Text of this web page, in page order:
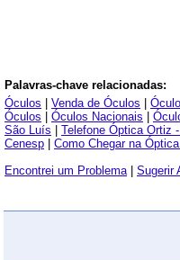
Palavras-chave relacionadas:
Óculos
Venda de Óculos
Óculos
Óculos Nacionais
São Luís
Telefone Óptica Ortiz
Cenesp
Como Chegar na
Encontrei um Problema| Sugerir